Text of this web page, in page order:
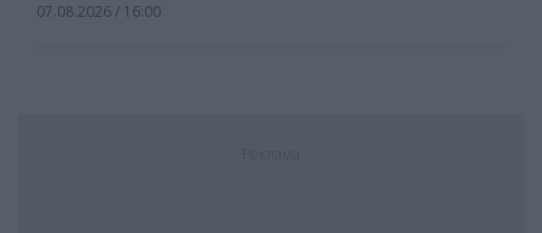
07.08.2026 / 16:00